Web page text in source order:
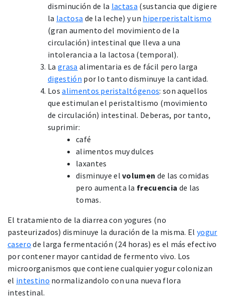
disminución de la lactasa (sustancia que digiere
la lactosa de la leche) y un hiperperistaltismo
(gran aumento del movimiento de la
circulación) intestinal que lleva a una
intolerancia a la lactosa (temporal).
La grasa alimentaria es de fácil pero larga
digestión por lo tanto disminuye la cantidad.
Losalimentos peristaltógenos: son aquellos
que estimulan el peristaltismo (movimiento
de circulación) intestinal. Deberas, por tanto,
suprimir:
café
alimentos muy dulces
laxantes
disminuye elvolumen de las comidas
pero aumenta la frecuencia de las
tomas.
El tratamiento de la diarrea con yogures (no
pasteurizados) disminuye la duración de la misma. El yogur
casero de larga fermentación (24 horas) es el más efectivo
por contener mayor cantidad de fermento vivo. Los
microorganismos que contiene cualquier yogur colonizan
el intestino normalizandolo con una nueva flora
intestinal.